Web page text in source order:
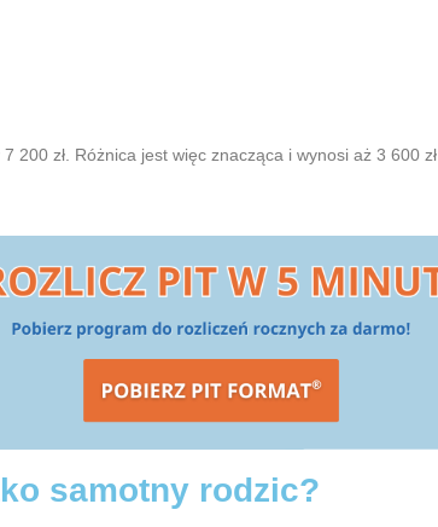
200 zł. Różnica jest więc znacząca i wynosi aż 3 600 zł
samotny rodzic?